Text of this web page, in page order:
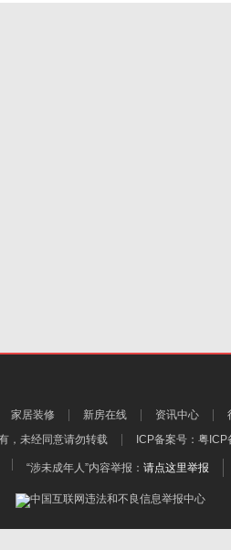
家居装修 新房在线 资讯中心
，未经同意请勿转载 ICP备案号： 粤ICP
“涉未成年人”内容举报： 请点这里举报